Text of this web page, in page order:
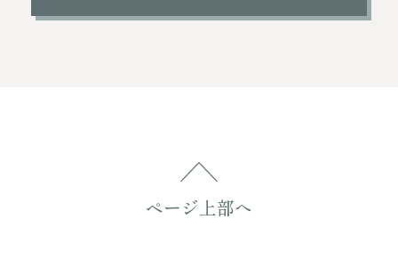
ページ上部へ